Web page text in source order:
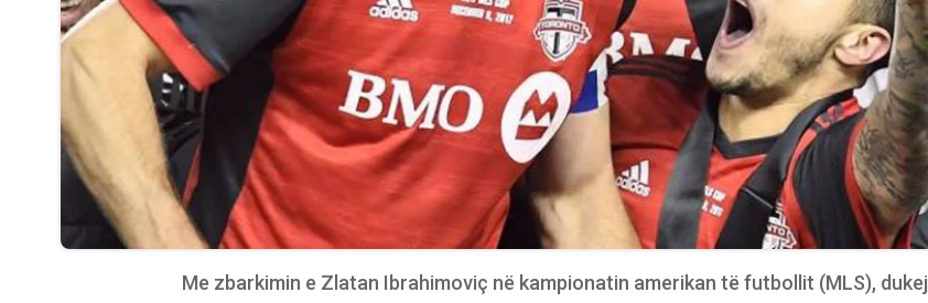
Me zbarkimin e Zlatan Ibrahimoviç në kampionatin amerikan të futbollit (MLS), dukej